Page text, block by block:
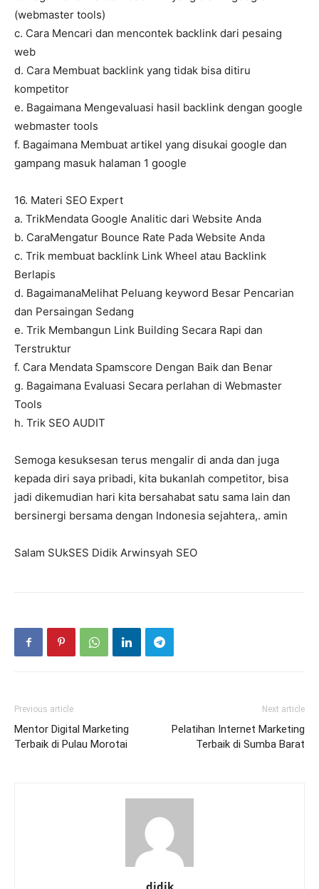
(webmaster tools)
c. Cara Mencari dan mencontek backlink dari pesaing
web
d. Cara Membuat backlink yang tidak bisa ditiru
kompetitor
e. Bagaimana Mengevaluasi hasil backlink dengan google
webmaster tools
f. Bagaimana Membuat artikel yang disukai google dan
gampang masuk halaman 1 google
16. Materi SEO Expert
a. TrikMendata Google Analitic dari Website Anda
b. CaraMengatur Bounce Rate Pada Website Anda
c. Trik membuat backlink Link Wheel atau Backlink
Berlapis
d. BagaimanaMelihat Peluang keyword Besar Pencarian
dan Persaingan Sedang
e. Trik Membangun Link Building Secara Rapi dan
Terstruktur
f. Cara Mendata Spamscore Dengan Baik dan Benar
g. Bagaimana Evaluasi Secara perlahan di Webmaster
Tools
h. Trik SEO AUDIT
Semoga kesuksesan terus mengalir di anda dan juga
kepada diri saya pribadi, kita bukanlah competitor, bisa
jadi dikemudian hari kita bersahabat satu sama lain dan
bersinergi bersama dengan Indonesia sejahtera,. amin
Salam SUkSES Didik Arwinsyah SEO
Previous article
Mentor Digital Marketing
Terbaik di Pulau Morotai
Next article
Pelatihan Internet Marketing
Terbaik di Sumba Barat